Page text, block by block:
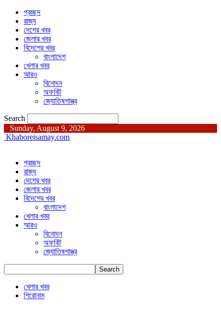
প্রচ্ছদ
রাজ্য
দেশের খবর
জেলার খবর
বিদেশের খবর
বাংলাদেশ
খেলার খবর
আরও
বিনোদন
অফবিট
জ্যোতিষশাস্ত্র
Search
Sunday, August 9, 2026
Khaboreisamay.com
প্রচ্ছদ
রাজ্য
দেশের খবর
জেলার খবর
বিদেশের খবর
বাংলাদেশ
খেলার খবর
আরও
বিনোদন
অফবিট
জ্যোতিষশাস্ত্র
খেলার খবর
শিরোনাম